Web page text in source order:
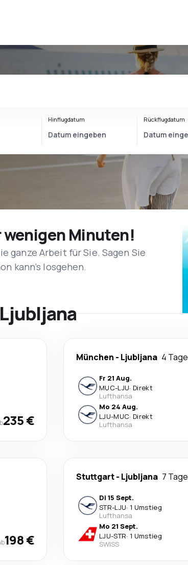
Hinflugdatum Rückflugdatum
wenigen Minuten!
ganze Arbeit für Sie. Sagen Sie
kann’s losgehen.
235 €
München - Ljubljana 4 Tage
Fr 21 Aug.
MUC-LJU· Direkt
Lufthansa
Mo 24 Aug.
LJU-MUC· Direkt
Lufthansa
198 €
Stuttgart- Ljubljana 7 Tage
Di 15 Sept.
STR-LJU· 1 Umstieg
Lufthansa
Mo 21 Sept.
LJU-STR· 1 Umstieg
SWISS